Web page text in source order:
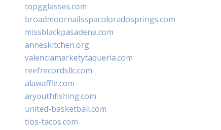
topgglasses.com
broadmoornailsspacoloradosprings.com
missblackpasadena.com
anneskitchen.org
valenciamarketytaqueria.com
reefrecordsllc.com
alawaffle.com
aryouthfishing.com
united-basketball.com
tios-tacos.com